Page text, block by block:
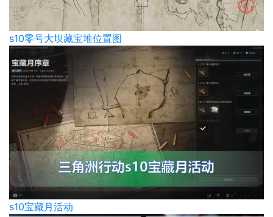
s10零号大坝藏宝堆位置图
s10宝藏月活动